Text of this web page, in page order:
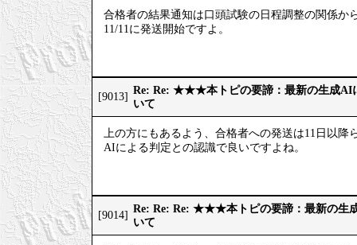
合格者の結果通知は口頭試験の日程調整の関係か
11/11に発送開始ですよ。
[9013]
Re: Re: ★★★本トピの要諦：最新の生成AI
いて
上の方にもあるよう、合格者への発送は11日以
AIによる判定との認識で良いですよね。
[9014]
Re: Re: Re: ★★★本トピの要諦：最新の生
いて